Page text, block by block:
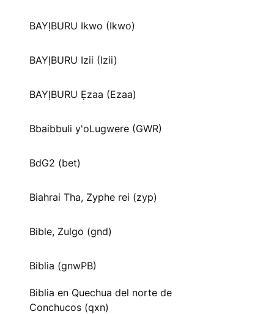
BAYỊBURU Ikwo (Ikwo)
BAYỊBURU Izii (Izii)
BAYỊBURU Ẹzaa (Ezaa)
Bbaibbuli y'oLugwere (GWR)
BdG2 (bet)
Biahrai Tha, Zyphe rei (zyp)
Bible, Zulgo (gnd)
Biblia (gnwPB)
Biblia en Quechua del norte de
Conchucos (qxn)